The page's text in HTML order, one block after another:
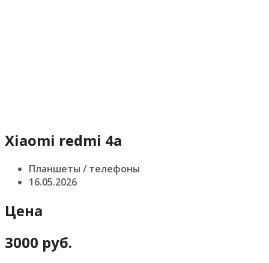
Xiaomi redmi 4a
Планшеты / телефоны
16.05.2026
Цена
3000 руб.